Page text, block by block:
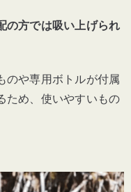
の方では吸い上げられ
のや専用ボトルが付属
ため、使いやすいもの